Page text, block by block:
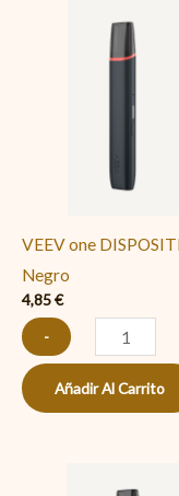
VEEV one
Negro
4,85€
-
one
Negro
Añadir Al Carrito